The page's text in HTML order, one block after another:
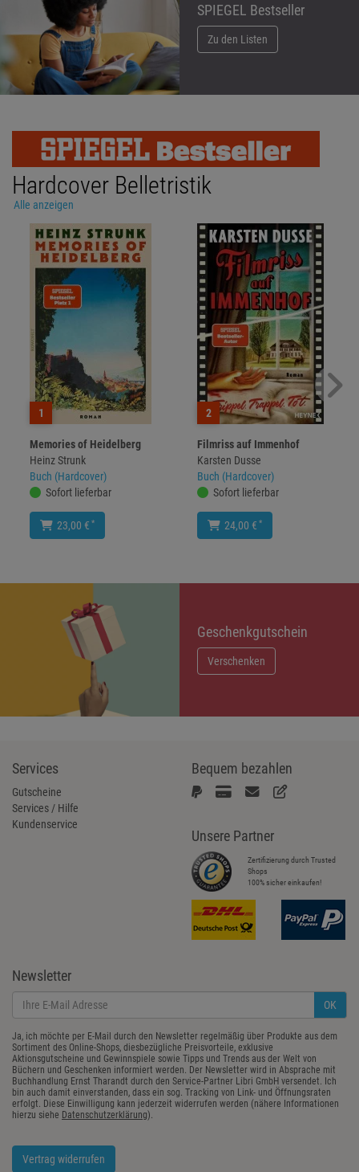
SPIEGEL Bestseller
Zu den Listen
Hardcover Belletristik
Alle anzeigen
1
Memories of Heidelberg
Heinz Strunk
Buch (Hardcover)
Sofort lieferbar
23,00 € *
2
Filmriss auf Immenhof
Karsten Dusse
Buch (Hardcover)
Sofort lieferbar
24,00 € *
Geschenkgutschein
Verschenken
Services
Gutscheine
Services / Hilfe
Kundenservice
Bequem bezahlen
Unsere Partner
Zertifizierung durch Trusted
Shops
100% sicher einkaufen!
Newsletter
OK
Ja, ich möchte per E-Mail durch den Newsletter regelmäßig über Produkte aus dem
Sortiment des Online-Shops, diesbezügliche Preisvorteile, exklusive
Aktionsgutscheine und Gewinnspiele sowie Tipps und Trends aus der Welt von
Büchern und Geschenken informiert werden. Der Newsletter wird in Absprache mit
Buchhandlung Ernst Tharandt durch den Service-Partner Libri GmbH versendet. Ich
bin auch damit einverstanden, dass ein sog. Tracking von Link- und Öffnungsraten
erfolgt. Diese Einwilligung kann jederzeit widerrufen werden (nähere Informationen
hierzu siehe Datenschutzerklärung).
Vertrag widerrufen